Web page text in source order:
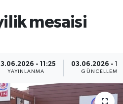
mesaisi
- 11:25
YAYINLANMA
03.06.2026 -
GÜNCELLEME